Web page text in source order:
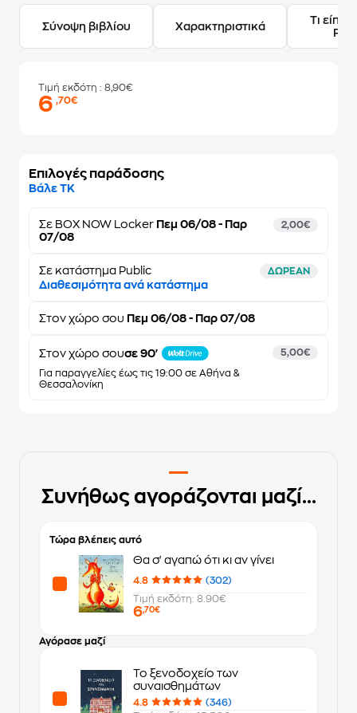
Σύνοψη βιβλίου Χαρακτηριστικά
Τι
Τιμή εκδότη : 8,90€
6,70€
Επιλογές παράδοσης
Βάλε ΤΚ
Σε BOX NOW Locker Πεμ 06/08 - Παρ
07/08
2,00€
Σε κατάστημα Public ΔΩΡΕΑΝ
Διαθεσιμότητα ανά κατάστημα
Στον χώρο σου Πεμ 06/08 - Παρ 07/08
Στον χώρο σουσε 90'
Για παραγγελίες έως τις 19:00 σε Αθήνα &
Θεσσαλονίκη
5,00€
Συνήθως αγοράζονται μαζί...
Τώρα βλέπεις αυτό
Θα σ' αγαπώ ότι κι αν γίνει
4.8
(302)
Τιμή εκδότη: 8.90€
6,70€
Αγόρασε μαζί
Το ξενοδοχείο των
συναισθημάτων
4.8
(346)